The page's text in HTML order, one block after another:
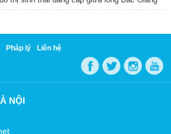
Pháp lý Liên hệ
NỘI